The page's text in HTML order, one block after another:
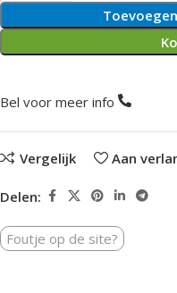
Bel voor meer info
Vergelijk Aan
Delen:
Foutje op de site?